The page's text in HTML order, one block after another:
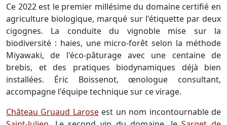
Ce 2022 est le premier millésime du domaine certifié en
agriculture biologique, marqué sur l'étiquette par deux
cigognes. La conduite du vignoble mise sur la
biodiversité : haies, une micro-forêt selon la méthode
Miyawaki, de l'éco-pâturage avec une centaine de
brebis, et des pratiques biodynamiques déjà bien
installées. Éric Boissenot, œnologue consultant,
accompagne l'équipe technique sur ce virage.
Château Gruaud Laroseest un nom incontournable de